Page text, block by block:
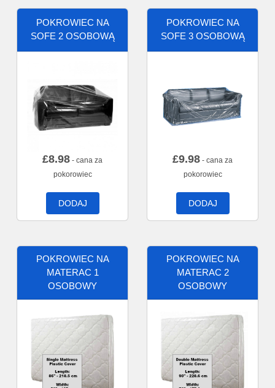
POKROWIEC NA
SOFE 2 OSOBOWĄ
£8.98 - cana za
pokorowiec
DODAJ
POKROWIEC NA
SOFE 3 OSOBOWĄ
£9.98 - cana za
pokorowiec
DODAJ
POKROWIEC NA
MATERAC 1
OSOBOWY
POKROWIEC NA
MATERAC 2
OSOBOWY